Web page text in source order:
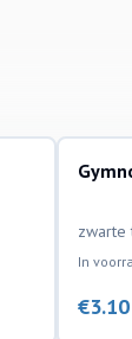
zwarte
In
€3.10